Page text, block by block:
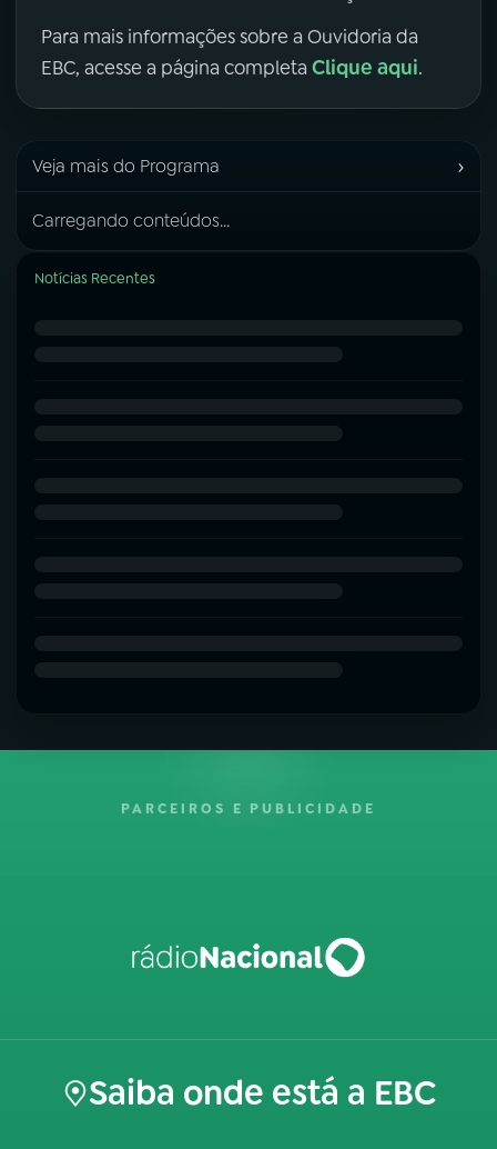
Para mais informações sobre a Ouvidoria da
EBC, acesse a página completa Clique aqui.
Veja mais do Programa ›
Carregando conteúdos...
Notícias Recentes
PARCEIROS E PUBLICIDADE
Saiba onde está a EBC